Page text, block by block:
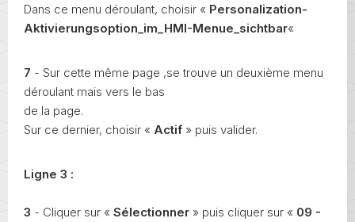
Dans ce menu déroulant, choisir « Personalization-
Aktivierungsoption_im_HMI-Menue_sichtbar«
7 - Sur cette même page ,se trouve un deuxième menu
déroulant mais vers le bas
de la page.
Sur ce dernier, choisir « Actif » puis valider.
Ligne 3 :
3 - Cliquer sur « Sélectionner » puis cliquer sur « 09 -